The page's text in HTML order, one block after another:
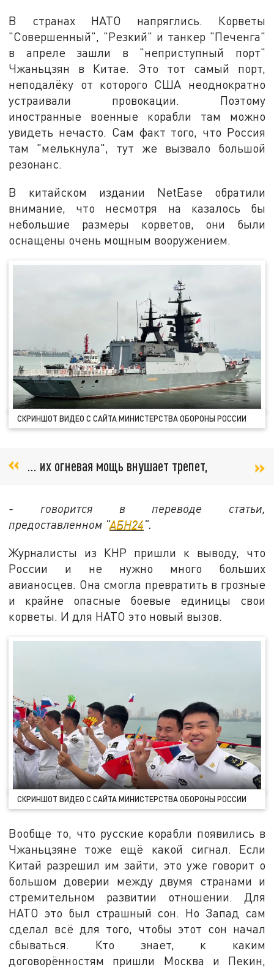
В странах НАТО напряглись. Корветы
"Совершенный", "Резкий" и танкер "Печенга"
в апреле зашли в "неприступный порт"
Чжаньцзян в Китае. Это тот самый порт,
неподалёку от которого США неоднократно
устраивали провокации. Поэтому
иностранные военные корабли там можно
увидеть нечасто. Сам факт того, что Россия
там "мелькнула", тут же вызвало большой
резонанс.
В китайском издании NetEase обратили
внимание, что несмотря на казалось бы
небольшие размеры корветов, они были
оснащены очень мощным вооружением.
СКРИНШОТ ВИДЕО С САЙТА МИНИСТЕРСТВА ОБОРОНЫ РОССИИ
… их огневая мощь внушает трепет,
- говорится в переводе статьи,
предоставленном "АБН24".
Журналисты из КНР пришли к выводу, что
России и не нужно много больших
авианосцев. Она смогла превратить в грозные
и крайне опасные боевые единицы свои
корветы. И для НАТО это новый вызов.
СКРИНШОТ ВИДЕО С САЙТА МИНИСТЕРСТВА ОБОРОНЫ РОССИИ
Вообще то, что русские корабли появились в
Чжаньцзяне тоже ещё какой сигнал. Если
Китай разрешил им зайти, это уже говорит о
большом доверии между двумя странами и
стремительном развитии отношении. Для
НАТО это был страшный сон. Но Запад сам
сделал всё для того, чтобы этот сон начал
сбываться. Кто знает, к каким
договорённостям пришли Москва и Пекин,